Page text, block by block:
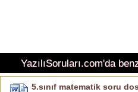
YazılıSoruları.com'da
5.sınıf matematik soru